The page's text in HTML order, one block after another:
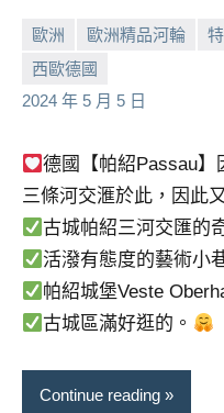
歐洲 歐洲精品河輪
西歐德國
2024 年 5 月 5 日
小
芳
No
comments
德國【帕紹Passau】
三條河交滙於此，因此
古城帕紹三河交匯的
活潑有態度的藝術小
帕紹城堡Veste
古城區滿好逛的。
Continue reading